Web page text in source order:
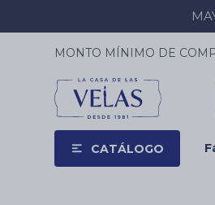
CATÁLOGO
MONTO MÍNIMO DE